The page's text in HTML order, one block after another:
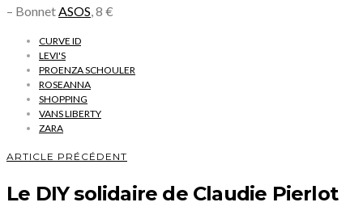
– BonnetASOS, 8 €
CURVE ID
LEVI'S
PROENZA SCHOULER
ROSEANNA
SHOPPING
VANS LIBERTY
ZARA
ARTICLE PRÉCÉDENT
Le DIY solidaire de Claudie Pierlot